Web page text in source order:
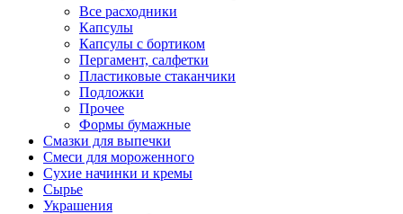
Все расходники
Капсулы
Капсулы с бортиком
Пергамент, салфетки
Пластиковые стаканчики
Подложки
Прочее
Формы бумажные
Смазки для выпечки
Смеси для мороженного
Сухие начинки и кремы
Сырье
Украшения